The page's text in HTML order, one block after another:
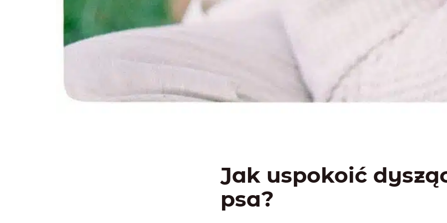
Jak uspokoić
psa?